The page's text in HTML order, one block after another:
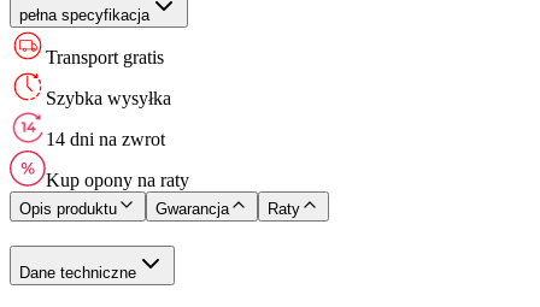
pełna specyfikacja
Transport gratis
Szybka wysyłka
14 dni na zwrot
Kup opony na raty
Opis produktu Gwarancja Raty
Dane techniczne